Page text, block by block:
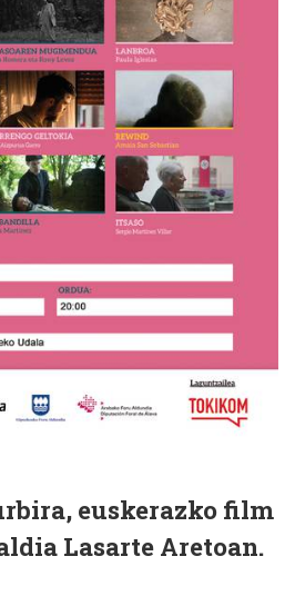
euskerazko film
Lasarte Aretoan.